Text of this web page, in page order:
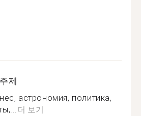
제
астрономия, политика,
더 보기